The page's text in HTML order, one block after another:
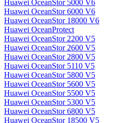
Huawei OceanStor 5000 V6
Huawei OceanStor 6000 V6
Huawei OceanStor 18000 V6
Huawei OceanProtect
Huawei OceanStor 2200 V5
Huawei OceanStor 2600 V5
Huawei OceanStor 2800 V5
Huawei OceanStor 5110 V5
Huawei OceanStor 5800 V5
Huawei OceanStor 5600 V5
Huawei OceanStor 5500 V5
Huawei OceanStor 5300 V5
Huawei OceanStor 6800 V5
Huawei OceanStor 18500 V5